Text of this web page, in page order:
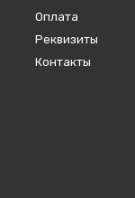
Оплата
Реквизиты
Контакты